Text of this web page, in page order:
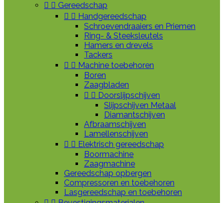
  Gereedschap
  Handgereedschap
Schroevendraaiers en Priemen
Ring- & Steeksleutels
Hamers en drevels
Tackers
  Machine toebehoren
Boren
Zaagbladen
  Doorslijpschijven
Slijpschijven Metaal
Diamantschijven
Afbraamschijven
Lamellenschijven
  Elektrisch gereedschap
Boormachine
Zaagmachine
Gereedschap opbergen
Compressoren en toebehoren
Lasgereedschap en toebehoren